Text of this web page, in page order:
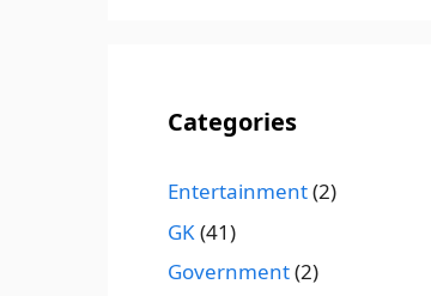
Categories
Entertainment(2)
GK(41)
Government(2)